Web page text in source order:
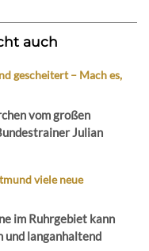
auch
gescheitert – Mach es,
vom großen
Julian
viele neue
im Ruhrgebiet kann
und langanhaltend